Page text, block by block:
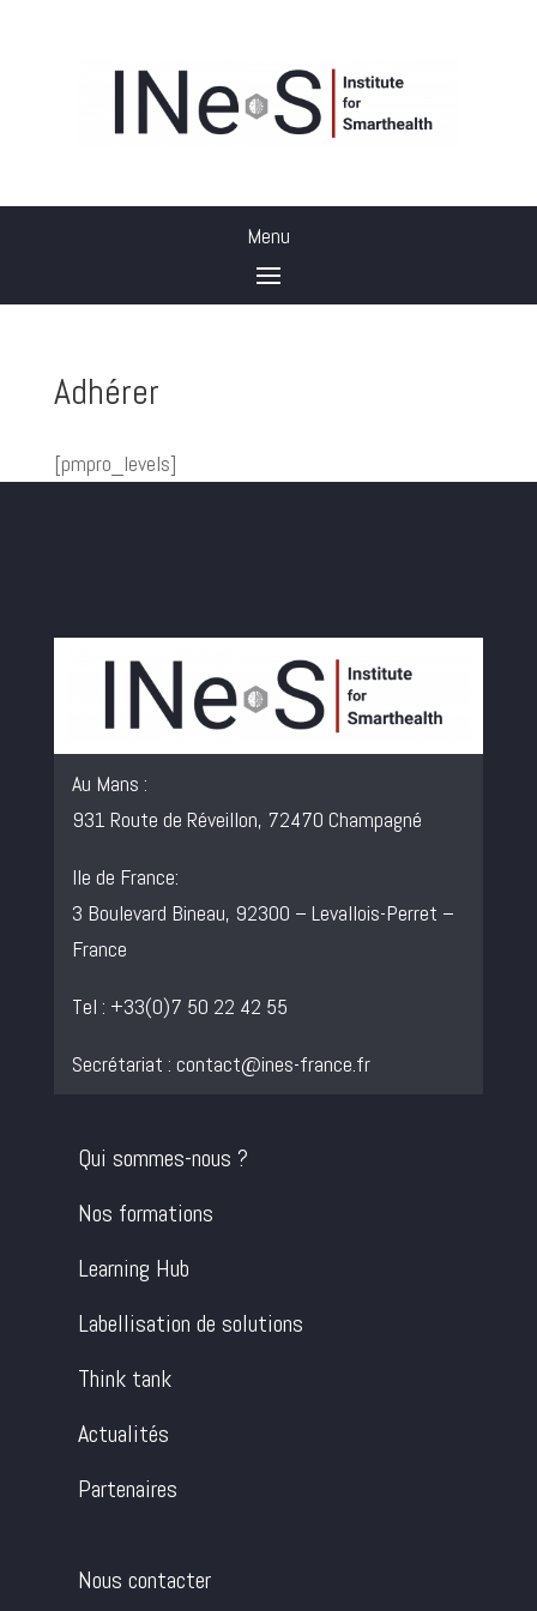
Adhérer
[pmpro_levels]
Au Mans :
931 Route de Réveillon, 72470 Champagné
Ile de France:
3 Boulevard Bineau, 92300 – Levallois-Perret –
France
Tel : +33(0)7 50 22 42 55
Secrétariat : contact@ines-france.fr
Qui sommes-nous ?
Nos formations
Learning Hub
Labellisation de solutions
Think tank
Actualités
Partenaires
Nous contacter